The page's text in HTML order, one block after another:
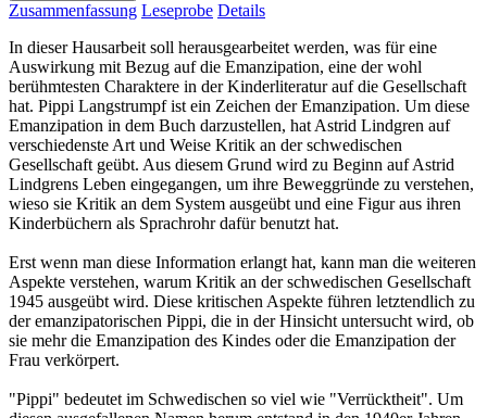
Zusammenfassung Leseprobe Details
In dieser Hausarbeit soll herausgearbeitet werden, was für eine
Auswirkung mit Bezug auf die Emanzipation, eine der wohl
berühmtesten Charaktere in der Kinderliteratur auf die Gesellschaft
hat. Pippi Langstrumpf ist ein Zeichen der Emanzipation. Um diese
Emanzipation in dem Buch darzustellen, hat Astrid Lindgren auf
verschiedenste Art und Weise Kritik an der schwedischen
Gesellschaft geübt. Aus diesem Grund wird zu Beginn auf Astrid
Lindgrens Leben eingegangen, um ihre Beweggründe zu verstehen,
wieso sie Kritik an dem System ausgeübt und eine Figur aus ihren
Kinderbüchern als Sprachrohr dafür benutzt hat.
Erst wenn man diese Information erlangt hat, kann man die weiteren
Aspekte verstehen, warum Kritik an der schwedischen Gesellschaft
1945 ausgeübt wird. Diese kritischen Aspekte führen letztendlich zu
der emanzipatorischen Pippi, die in der Hinsicht untersucht wird, ob
sie mehr die Emanzipation des Kindes oder die Emanzipation der
Frau verkörpert.
"Pippi" bedeutet im Schwedischen so viel wie "Verrücktheit". Um